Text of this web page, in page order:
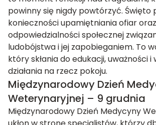
powinny się nigdy powtórzyć. Święto
konieczności upamiętniania ofiar
odpowiedzialności społecznej
ludobójstwa i jej zapobieganiem. To
który skłania do edukacji, uważności
działania na rzecz pokoju.
Międzynarodowy Dzień
Weterynaryjnej – 9 grudnia
Międzynarodowy Dzień Medycyny